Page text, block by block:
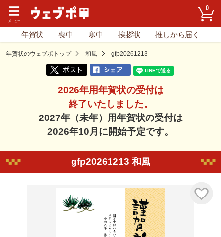
0
年賀状 喪中 寒中 挨拶状 推しから届く
年賀状のウェブポトップ 和風 gfp20261213
2026年用年賀状の受付は
終了いたしました。
2027年（未年）用年賀状の受付は
2026年10月に開始予定です。
gfp20261213 和風